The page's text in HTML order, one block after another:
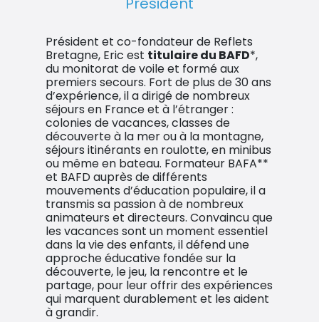
Président et co-fondateur de Reflets
Bretagne, Eric est titulaire du BAFD*,
du monitorat de voile et formé aux
premiers secours. Fort de plus de 30 ans
d’expérience, il a dirigé de nombreux
séjours en France et à l’étranger :
colonies de vacances, classes de
découverte à la mer ou à la montagne,
séjours itinérants en roulotte, en minibus
ou même en bateau. Formateur BAFA**
et BAFD auprès de différents
mouvements d’éducation populaire, il a
transmis sa passion à de nombreux
animateurs et directeurs. Convaincu que
les vacances sont un moment essentiel
dans la vie des enfants, il défend une
approche éducative fondée sur la
découverte, le jeu, la rencontre et le
partage, pour leur offrir des expériences
qui marquent durablement et les aident
à grandir.